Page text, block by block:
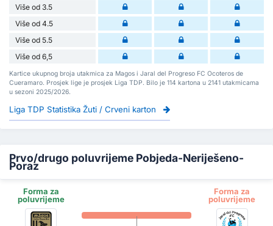
Više od 3.5
Više od 4.5
Više od 5.5
Više od 6,5
Kartice ukupnog broja utakmica za Magos i Jaral del Progreso FC Ocoteros de
Cueramaro. Prosjek lige je prosjek Liga TDP. Bilo je 114 kartona u 2141 utakmicama
u sezoni 2025/2026.
Liga TDP Statistika Žuti / Crveni karton
Prvo/drugo poluvrijeme Pobjeda-Neriješeno-
Poraz
Forma za
poluvrijeme
Forma za
poluvrijeme